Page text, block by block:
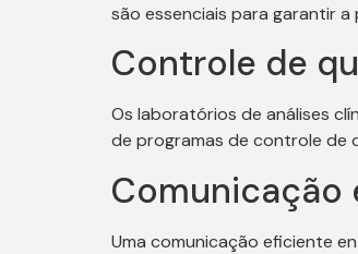
são essenciais para garantir
Controle de
Os laboratórios de análises
de programas de controle de
Comunicação
Uma comunicação eficiente